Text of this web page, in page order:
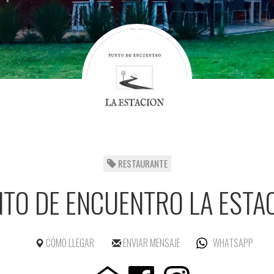
RESTAURANTE
DE ENCUENTRO LA
CÓMO LLEGAR ENVIAR MENSAJE WHATSAPP